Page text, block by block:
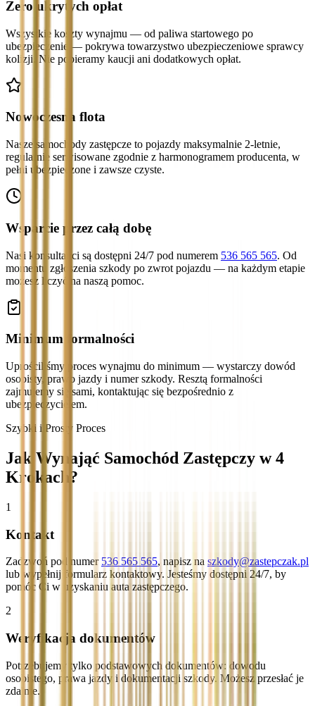
Zero ukrytych opłat
Wszystkie koszty wynajmu — od paliwa startowego po
ubezpieczenie — pokrywa towarzystwo ubezpieczeniowe sprawcy
kolizji. Nie pobieramy kaucji ani dodatkowych opłat.
Nowoczesna flota
Nasze samochody zastępcze to pojazdy maksymalnie 2-letnie,
regularnie serwisowane zgodnie z harmonogramem producenta, w
pełni ubezpieczone i zawsze czyste.
Wsparcie przez całą dobę
Nasi konsultanci są dostępni 24/7 pod numerem 536 565 565. Od
momentu zgłoszenia szkody po zwrot pojazdu — na każdym etapie
możesz liczyć na naszą pomoc.
Minimum formalności
Uprościliśmy proces wynajmu do minimum — wystarczy dowód
osobisty, prawo jazdy i numer szkody. Resztą formalności
zajmujemy się sami, kontaktując się bezpośrednio z
ubezpieczycielem.
Szybki i Prosty Proces
Jak Wynająć Samochód Zastępczy w 4
Krokach?
1
Kontakt
Zadzwoń pod numer 536 565 565, napisz na szkody@zastepczak.pl
lub wypełnij formularz kontaktowy. Jesteśmy dostępni 24/7, by
pomóc Ci w uzyskaniu auta zastępczego.
2
Weryfikacja dokumentów
Potrzebujemy tylko podstawowych dokumentów: dowodu
osobistego, prawa jazdy i dokumentacji szkody. Możesz przesłać je
zdalnie.